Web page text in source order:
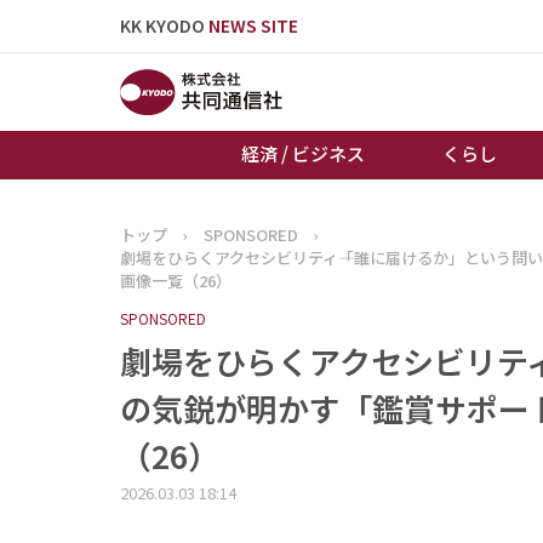
KK KYODO NEWS SITE
経済 / ビジネス くらし
トップページ
トップ › SPONSORED
›
劇場をひらくアクセシビリティ――「誰に届けるか」という
画像一覧（26）
SPONSORED
劇場をひらくアクセシビリテ
の気鋭が明かす「鑑賞サポ
（26）
2026.03.03 18:14